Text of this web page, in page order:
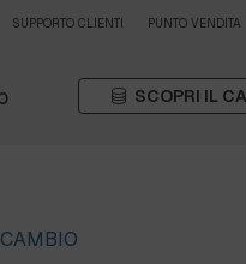
SUPPORTO CLIENTI PUNTO VENDITA
SCOPRI IL